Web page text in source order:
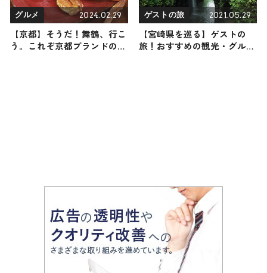
グルメ 2024.02.29
【京都】そうだ！舞鶴、行こ
う。これぞ京都ブランドのズ
ゲストの旅 2021.05.29
【宮崎県を巡る】ゲストの
旅！おすすめの観光・グルメ